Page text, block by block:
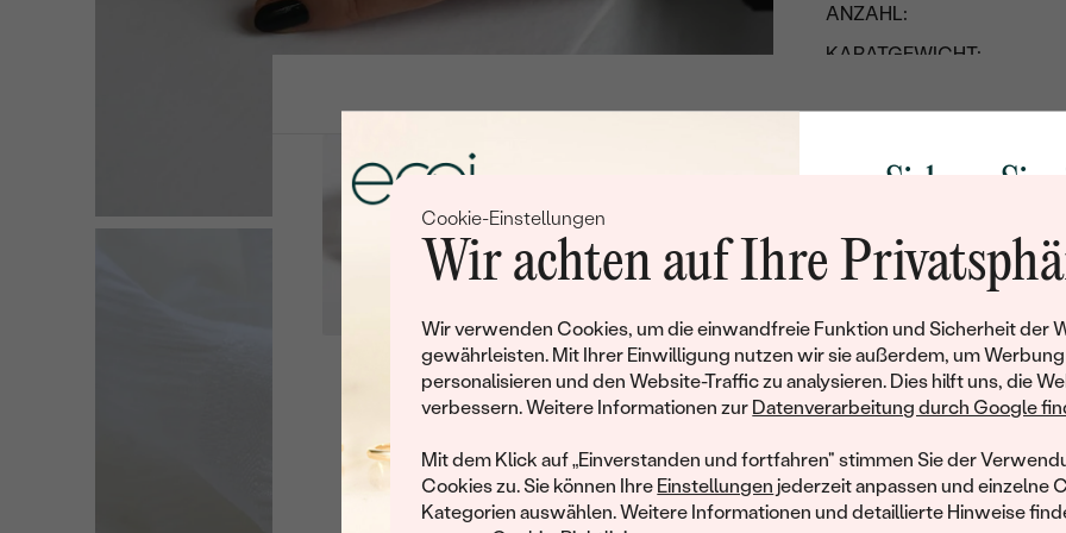
Cookie-Einstellungen
Wir achten auf Ihre
Wir verwenden Cookies, um die einwandfreie Funktion und Sicherheit der
gewährleisten. Mit Ihrer Einwilligung nutzen wir sie außerdem, um Werbung
personalisieren und den Website-Traffic zu analysieren. Dies hilft uns, die
verbessern. Weitere Informationen zur Datenverarbeitung durch Google
Mit dem Klick auf „Einverstanden und fortfahren" stimmen Sie der
Cookies zu. Sie können Ihre Einstellungen jederzeit anpassen und einzelne
Kategorien auswählen. Weitere Informationen und detaillierte Hinweise
ANZAHL:
KARATGEWICHT:
FARBE:
SCHLIFF:
SYMMETRIE:
FLUORESZENZ:
HERKUNFT:
LINK ZUM ZERTIFIKAT:
ZERTIFIKAT:
Leider hat dieses Schmuckstück bereits seinen Besitzer
informiert werden möchten, hinterlassen Sie uns bitte Ihre E-
Sichern Sie
Rabatt auf
Werden Sie Teil
und entdecken Sie die
gefertigten Schmucks
Ihren ersten